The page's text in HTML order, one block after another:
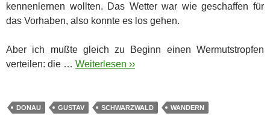
kennenlernen wollten. Das Wetter war wie geschaffen für
das Vorhaben, also konnte es los gehen.
Aber ich mußte gleich zu Beginn einen Wermutstropfen
verteilen: die … Weiterlesen ››
DONAU GUSTAV SCHWARZWALD WANDERN